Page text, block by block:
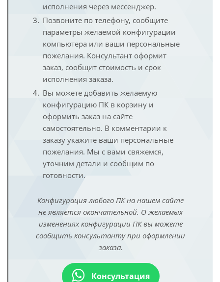
исполнения через мессенджер.
Позвоните по телефону, сообщите
параметры желаемой конфигурации
компьютера или ваши персональные
пожелания. Консультант оформит
заказ, сообщит стоимость и срок
исполнения заказа.
Вы можете добавить желаемую
конфигурацию ПК в корзину и
оформить заказ на сайте
самостоятельно. В комментарии к
заказу укажите ваши персональные
пожелания. Мы с вами свяжемся,
уточним детали и сообщим по
готовности.
Конфигурация любого ПК на нашем сайте
не является окончательной. О желаемых
изменениях конфигурации ПК вы можете
сообщить консультанту при оформлении
заказа.
Консультация